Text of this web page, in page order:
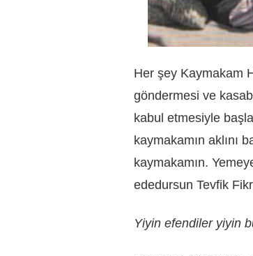
Her şey Kaymakam
göndermesi ve
kabul etmesiyle
kaymakamın aklını
kaymakamın.
ededursun Tevfik
Yiyin efendiler yiyin